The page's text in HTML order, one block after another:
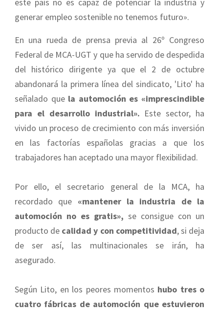
generar empleo sostenible no tenemos futuro».
En una rueda de prensa previa al 26º Congreso
Federal de MCA-UGT y que ha servido de despedida
del histórico dirigente ya que el 2 de octubre
abandonará la primera línea del sindicato, 'Lito' ha
señalado que la automoción es «imprescindible
para el desarrollo industrial». Este sector, ha
vivido un proceso de crecimiento con más inversión
en las factorías españolas gracias a que los
trabajadores han aceptado una mayor flexibilidad.
Por ello, el secretario general de la MCA, ha
recordado que «mantener la industria de la
automoción no es gratis», se consigue con un
producto de calidad y con competitividad, si deja
de ser así, las multinacionales se irán, ha
asegurado.
Según Lito, en los peores momentos hubo tres o
cuatro fábricas de automoción que estuvieron